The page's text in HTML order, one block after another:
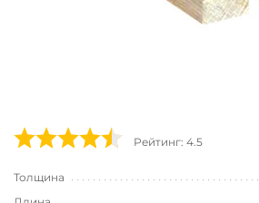
Рейтинг: 4.5
Толщина